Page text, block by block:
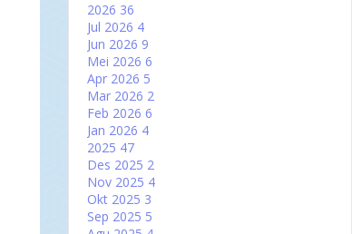
2026 36
Jul 2026 4
Jun 2026 9
Mei 2026 6
Apr 2026 5
Mar 2026 2
Feb 2026 6
Jan 2026 4
2025 47
Des 2025 2
Nov 2025 4
Okt 2025 3
Sep 2025 5